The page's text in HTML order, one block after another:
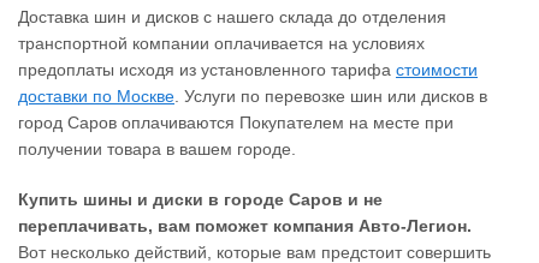
Доставка шин и дисков с нашего склада до отделения
транспортной компании оплачивается на условиях
предоплаты исходя из установленного тарифа стоимости
доставки по Москве . Услуги по перевозке шин или дисков в
город Саров оплачиваются Покупателем на месте при
получении товара в вашем городе.
Купить шины и диски в городе Саров и не
переплачивать, вам поможет компания Авто-Легион.
Вот несколько действий, которые вам предстоит совершить